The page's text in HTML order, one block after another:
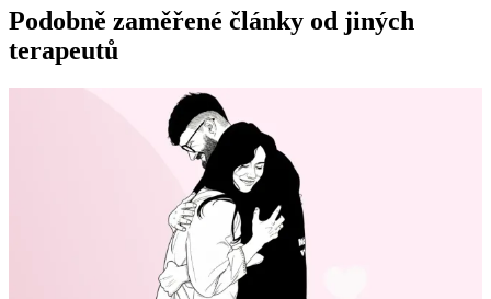
Podobně zaměřené články od jiných
terapeutů